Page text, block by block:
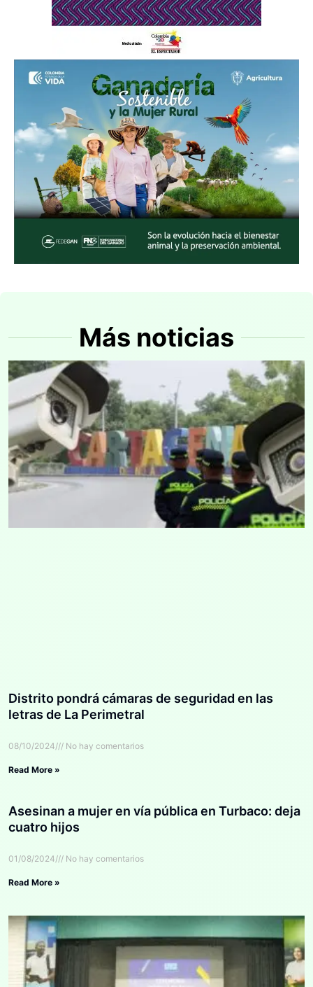
Más noticias
Distrito pondrá cámaras de seguridad en las
letras de La Perimetral
08/10/2024 No hay comentarios
Read More »
Asesinan a mujer en vía pública en Turbaco: deja
cuatro hijos
01/08/2024 No hay comentarios
Read More »